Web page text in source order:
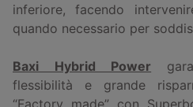
inferiore, facendo
quando necessario per
Baxi Hybrid Power
flessibilità e grande
“Factory made” con